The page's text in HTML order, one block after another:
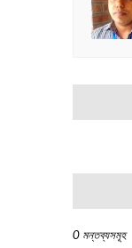
0 মন্তব্যসমূহ